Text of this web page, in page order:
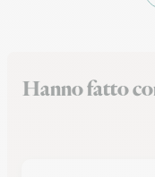
Hanno fatto